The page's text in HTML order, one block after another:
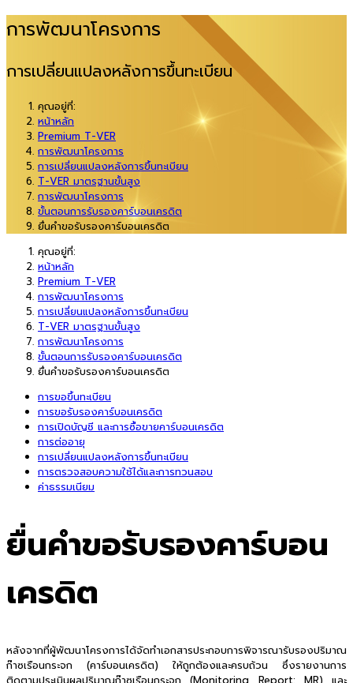
การพัฒนาโครงการ
การเปลี่ยนแปลงหลังการขึ้นทะเบียน
คุณอยู่ที่:
หน้าหลัก
Premium T-VER
การพัฒนาโครงการ
การเปลี่ยนแปลงหลังการขึ้นทะเบียน
T-VER มาตรฐานขั้นสูง
การพัฒนาโครงการ
ขั้นตอนการรับรองคาร์บอนเครดิต
ยื่นคำขอรับรองคาร์บอนเครดิต
คุณอยู่ที่:
หน้าหลัก
Premium T-VER
การพัฒนาโครงการ
การเปลี่ยนแปลงหลังการขึ้นทะเบียน
T-VER มาตรฐานขั้นสูง
การพัฒนาโครงการ
ขั้นตอนการรับรองคาร์บอนเครดิต
ยื่นคำขอรับรองคาร์บอนเครดิต
การขอขึ้นทะเบียน
การขอรับรองคาร์บอนเครดิต
การเปิดบัญชี และการซื้อขายคาร์บอนเครดิต
การต่ออายุ
การเปลี่ยนแปลงหลังการขึ้นทะเบียน
การตรวจสอบความใช้ได้และการทวนสอบ
ค่าธรรมเนียม
ยื่นคำขอรับรองคาร์บอน
เครดิต
หลังจากที่ผู้พัฒนาโครงการได้จัดทำเอกสารประกอบการพิจารณารับรองปริมาณ
ก๊าซเรือนกระจก (คาร์บอนเครดิต) ให้ถูกต้องและครบถ้วน ซึ่งรายงานการ